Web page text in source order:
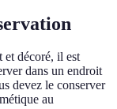
et décoré, il est
dans un endroit
devez le conserver
au